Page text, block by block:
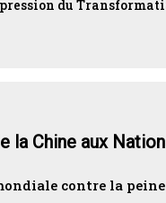
du
la Chine aux
contre la